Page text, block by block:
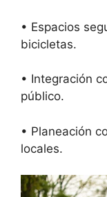
• Espacios
bicicletas.
• Integración
público.
• Planeación
locales.